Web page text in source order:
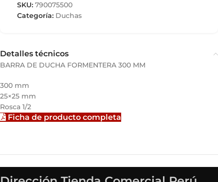
SKU: 790075500
Categoría: Duchas
Detalles técnicos
BARRA DE DUCHA FORMENTERA 300 MM
300 mm
25×25 mm
Rosca 1/2
Ficha de producto completa